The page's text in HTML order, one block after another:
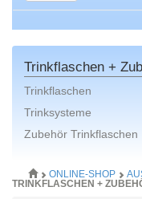
Trinkflaschen +
Trinkflaschen
Trinksysteme
Zubehör Trinkflaschen
ONLINE-SHOP
TRINKFLASCHEN +